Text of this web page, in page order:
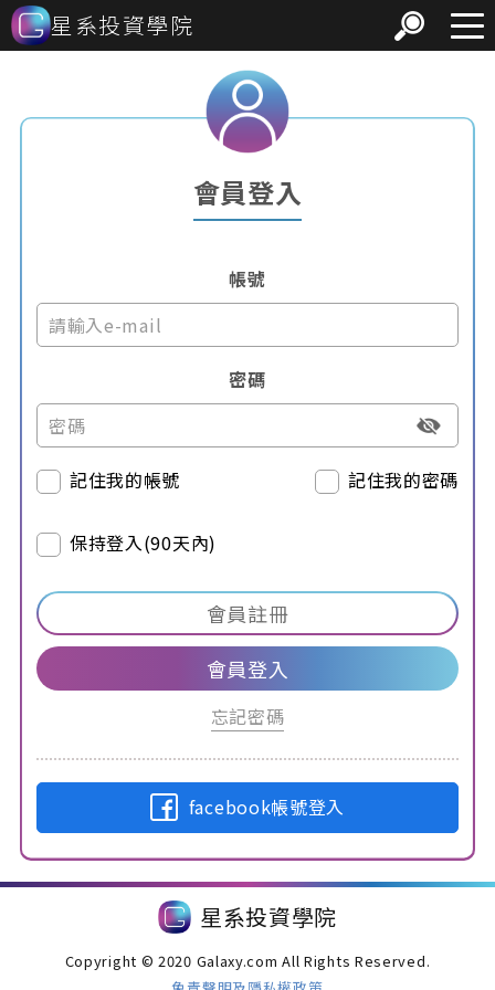
星系投資學院
會員登入
帳號
密碼
記住我的帳號 記住我的密碼
保持登入(90天內)
會員註冊
會員登入
忘記密碼
facebook帳號登入
星系投資學院
Copyright © 2020 Galaxy.com All Rights Reserved.